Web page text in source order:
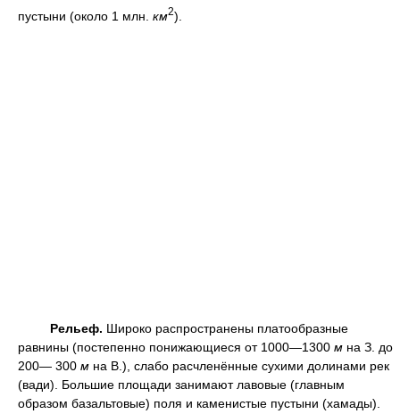
пустыни (около 1 млн. км2).
Рельеф. Широко распространены платообразные
равнины (постепенно понижающиеся от 1000—1300 м на З. до
200— 300 м на В.), слабо расчленённые сухими долинами рек
(вади). Большие площади занимают лавовые (главным
образом базальтовые) поля и каменистые пустыни (хамады).